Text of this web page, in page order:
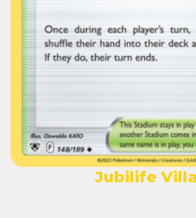
Jubilife